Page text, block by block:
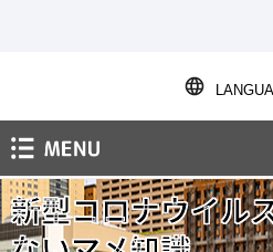
新型コロナウイル